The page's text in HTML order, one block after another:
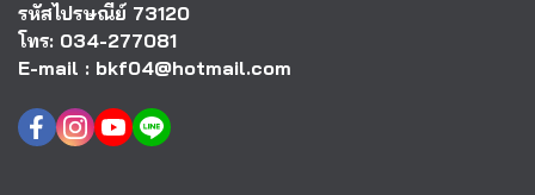
รหัสไปรษณีย์ 73120
โทร: 034-277081
E-mail : bkf04@hotmail.com